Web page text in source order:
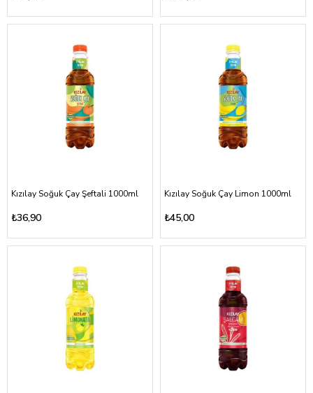
Kızılay Soğuk Çay Şeftali 1000ml
₺36,90
Kızılay Soğuk Çay Limon 1000ml
₺45,00